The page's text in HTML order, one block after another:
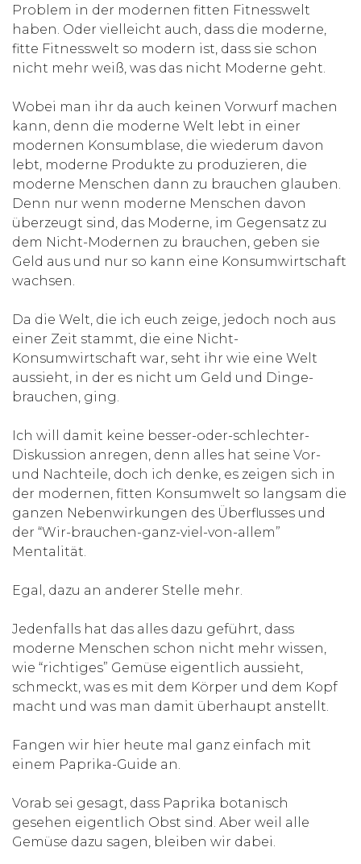
Problem in der modernen fitten Fitnesswelt
haben. Oder vielleicht auch, dass die moderne,
fitte Fitnesswelt so modern ist, dass sie schon
nicht mehr weiß, was das nicht Moderne geht.
Wobei man ihr da auch keinen Vorwurf machen
kann, denn die moderne Welt lebt in einer
modernen Konsumblase, die wiederum davon
lebt, moderne Produkte zu produzieren, die
moderne Menschen dann zu brauchen glauben.
Denn nur wenn moderne Menschen davon
überzeugt sind, das Moderne, im Gegensatz zu
dem Nicht-Modernen zu brauchen, geben sie
Geld aus und nur so kann eine Konsumwirtschaft
wachsen.
Da die Welt, die ich euch zeige, jedoch noch aus
einer Zeit stammt, die eine Nicht-
Konsumwirtschaft war, seht ihr wie eine Welt
aussieht, in der es nicht um Geld und Dinge-
brauchen, ging.
Ich will damit keine besser-oder-schlechter-
Diskussion anregen, denn alles hat seine Vor-
und Nachteile, doch ich denke, es zeigen sich in
der modernen, fitten Konsumwelt so langsam die
ganzen Nebenwirkungen des Überflusses und
der “Wir-brauchen-ganz-viel-von-allem”
Mentalität.
Egal, dazu an anderer Stelle mehr.
Jedenfalls hat das alles dazu geführt, dass
moderne Menschen schon nicht mehr wissen,
wie “richtiges” Gemüse eigentlich aussieht,
schmeckt, was es mit dem Körper und dem Kopf
macht und was man damit überhaupt anstellt.
Fangen wir hier heute mal ganz einfach mit
einem Paprika-Guide an.
Vorab sei gesagt, dass Paprika botanisch
gesehen eigentlich Obst sind. Aber weil alle
Gemüse dazu sagen, bleiben wir dabei.